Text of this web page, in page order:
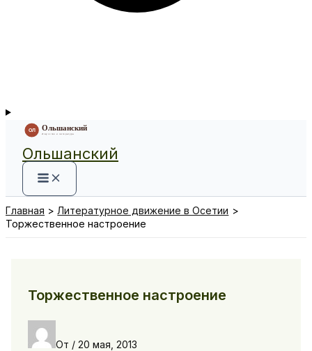
Ольшанский
Главная
Литературное движение в Осетии
Торжественное настроение
Торжественное настроение
От / 20 мая, 2013